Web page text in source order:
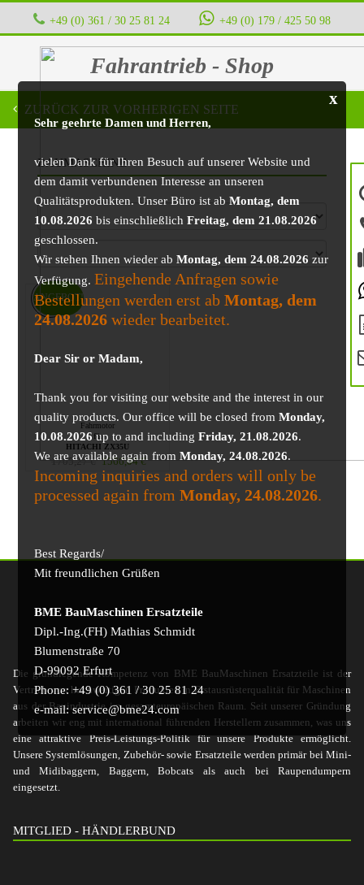
+49 (0) 361 / 30 25 81 24 ‭ ‭ ‭ ‭ +49 (0) 179 / 425 50 98
Fahrantrieb - Shop
x
Sehr geehrte Damen und Herren,
vielen Dank für Ihren Besuch auf unserer Website und
dem damit verbundenen Interesse an unseren
Qualitätsprodukten. Unser Büro ist abMontag, dem
10.08.2026 bis einschließlichFreitag, dem 21.08.2026
geschlossen.
Wir stehen Ihnen wieder abMontag, dem 24.08.2026 zur
Verfügung. Eingehende Anfragen sowie
Bestellungen werden erst abMontag, dem
24.08.2026 wieder bearbeitet.
Dear Sir or Madam,
Thank you for visiting our website and the interest in our
quality products. Our office will be closed fromMonday,
10.08.2026up to and includingFriday, 21.08.2026.
We are available again fromMonday, 24.08.2026.
Incoming inquiries and orders will only be
processed again fromMonday, 24.08.2026.
Best Regards/
Mit freundlichen Grüßen
BME BauMaschinen Ersatzteile
Dipl.-Ing.(FH) Mathias Schmidt
Blumenstraße 70
D-99092 Erfurt
Phone: +49 (0) 361 / 30 25 81 24
e-mail: service@bme24.com
ZURÜCK ZUR VORHERIGEN SEITE
BAUMASCHINE
Fahrmotor
für
HITACHI ZX35U
1705,27€ 1566,04€
ANGEBOT!
Die grundlegende Kompetenz von BME BauMaschinen Ersatzteile ist der
Vertrieb von hochwertigen Produkten in Erstausrüsterqualität für Maschinen
aus der Bauindustrie im gesamteuropäischen Raum. Seit unserer Gründung
arbeiten wir eng mit international führenden Herstellern zusammen, was uns
eine attraktive Preis-Leistungs-Politik für unsere Produkte ermöglicht.
Unsere Systemlösungen, Zubehör- sowie Ersatzteile werden primär bei Mini-
und Midibaggern, Baggern, Bobcats als auch bei Raupendumpern
eingesetzt.
MITGLIED - HÄNDLERBUND